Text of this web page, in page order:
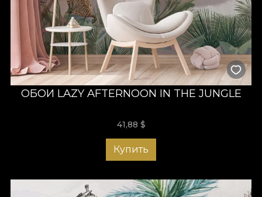
ОБОИ LAZY AFTERNOON IN THE JUNGLE
41,88 $
Купить